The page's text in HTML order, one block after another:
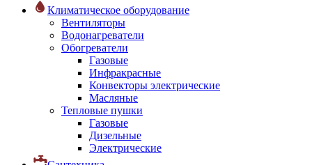
Климатическое оборудование
Вентиляторы
Водонагреватели
Обогреватели
Газовые
Инфракрасные
Конвекторы электрические
Масляные
Тепловые пушки
Газовые
Дизельные
Электрические